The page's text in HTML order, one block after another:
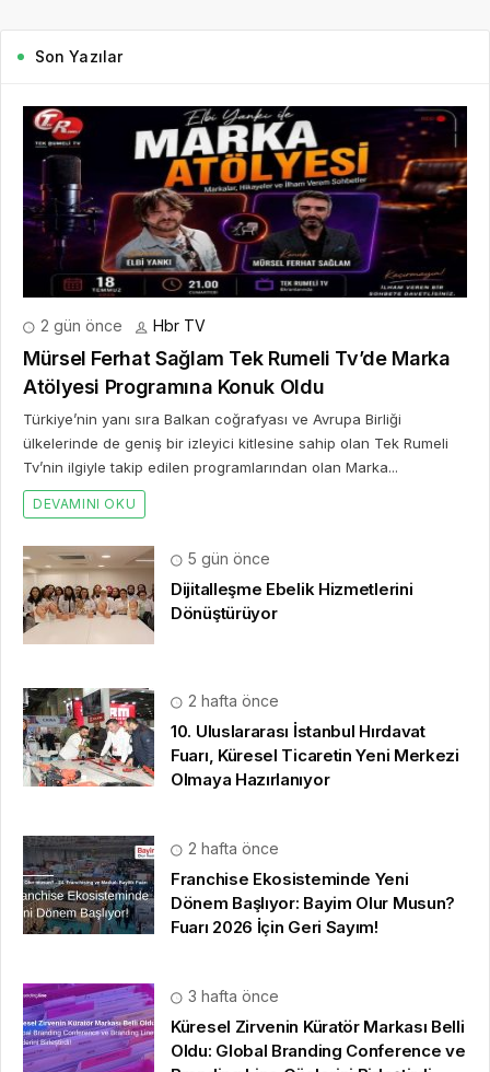
Son Yazılar
2 gün önce Hbr TV
Mürsel Ferhat Sağlam Tek Rumeli Tv’de Marka
Atölyesi Programına Konuk Oldu
Türkiye’nin yanı sıra Balkan coğrafyası ve Avrupa Birliği
ülkelerinde de geniş bir izleyici kitlesine sahip olan Tek Rumeli
Tv’nin ilgiyle takip edilen programlarından olan Marka...
DEVAMINI OKU
5 gün önce
Dijitalleşme Ebelik Hizmetlerini
Dönüştürüyor
2 hafta önce
10. Uluslararası İstanbul Hırdavat
Fuarı, Küresel Ticaretin Yeni Merkezi
Olmaya Hazırlanıyor
2 hafta önce
Franchise Ekosisteminde Yeni
Dönem Başlıyor: Bayim Olur Musun?
Fuarı 2026 İçin Geri Sayım!
3 hafta önce
Küresel Zirvenin Küratör Markası Belli
Oldu: Global Branding Conference ve